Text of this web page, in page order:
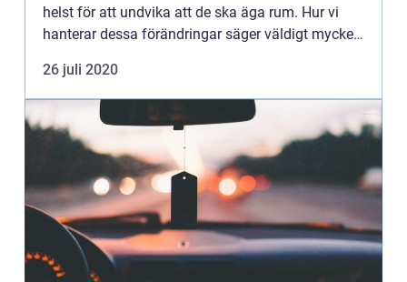
helst för att undvika att de ska äga rum. Hur vi
hanterar dessa förändringar säger väldigt mycket
sagt till o...
26 juli 2020